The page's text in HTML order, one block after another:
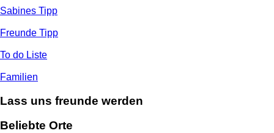
Sabines Tipp
Freunde Tipp
To do Liste
Familien
Lass uns freunde werden
Beliebte Orte